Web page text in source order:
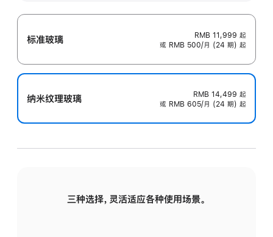
标准玻璃 RMB 11,999 起
或 RMB 500/月 (24 期) 起
纳米纹理玻璃 RMB 14,499 起
或 RMB 605/月 (24 期) 起
三种选择，灵活适应各种使用场景。